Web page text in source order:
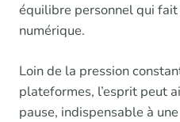
équilibre personnel qui
numérique.
Loin de la pression
plateformes, l’esprit peut
pause, indispensable à